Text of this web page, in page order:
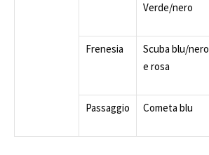
Verde/nero
Frenesia
Scuba blu/nero
e rosa
Passaggio Cometa blu